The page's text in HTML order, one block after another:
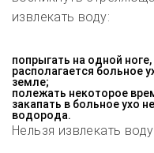
извлекать воду:
попрыгать на одной
располагается больное
земле;
полежать некоторое
закапать в больное ухо
водорода.
Нельзя извлекать